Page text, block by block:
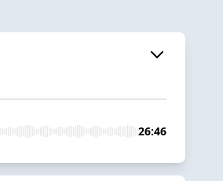
26:46